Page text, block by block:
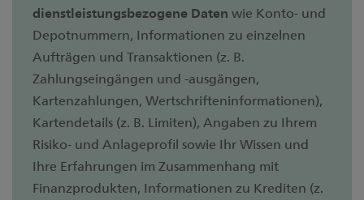
dienstleistungsbezogene Daten wie Konto- und
Depotnummern, Informationen zu einzelnen
Aufträgen und Transaktionen (z. B.
Zahlungseingängen und -ausgängen,
Kartenzahlungen, Wertschrifteninformationen),
Kartendetails (z. B. Limiten), Angaben zu Ihrem
Risiko- und Anlageprofil sowie Ihr Wissen und
Ihre Erfahrungen im Zusammenhang mit
Finanzprodukten, Informationen zu Krediten (z.